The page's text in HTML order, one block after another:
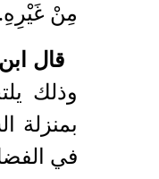
مِنْ غَيْرِهِ.
قال
وذلك
بمنزلة
في